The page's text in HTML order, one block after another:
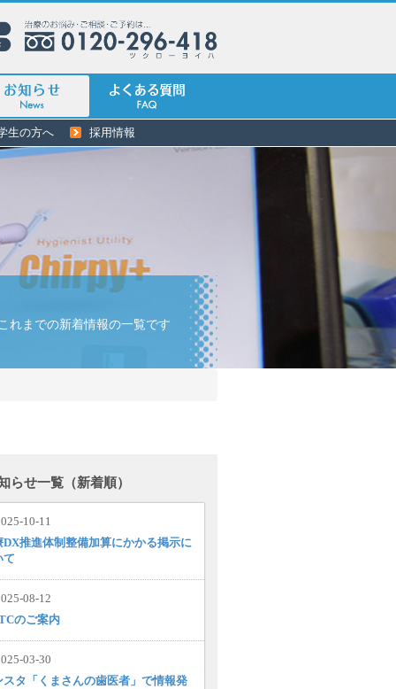
生の方へ 採用情報
れまでの新着情報の一覧です
らせ一覧（新着順）
10-11
DX推進体制整備加算にかかる掲示に
て
08-12
のご案内
03-30
スタ「くまさんの歯医者」で情報発